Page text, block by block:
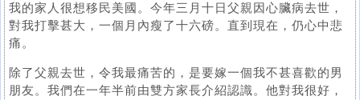
我的家人很想移民美國。今年三月十日父親因心臟病去世，
對我打擊甚大，一個月內瘦了十六磅。直到現在，仍心中悲
痛。
除了父親去世，令我最痛苦的，是要嫁一個我不甚喜歡的男
朋友。我們在一年半前由雙方家長介紹認識。他對我很好，